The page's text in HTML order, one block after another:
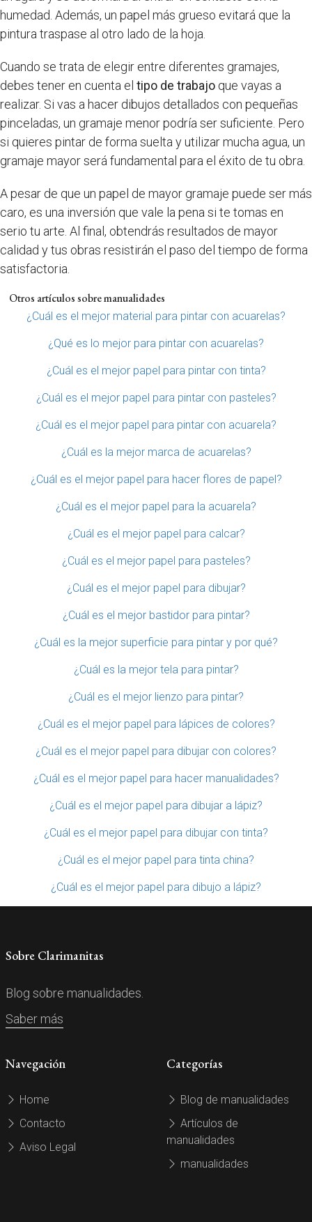
humedad. Además, un papel más grueso evitará que la
pintura traspase al otro lado de la hoja.
Cuando se trata de elegir entre diferentes gramajes,
debes tener en cuenta el tipo de trabajo que vayas a
realizar. Si vas a hacer dibujos detallados con pequeñas
pinceladas, un gramaje menor podría ser suficiente. Pero
si quieres pintar de forma suelta y utilizar mucha agua, un
gramaje mayor será fundamental para el éxito de tu obra.
A pesar de que un papel de mayor gramaje puede ser más
caro, es una inversión que vale la pena si te tomas en
serio tu arte. Al final, obtendrás resultados de mayor
calidad y tus obras resistirán el paso del tiempo de forma
satisfactoria.
Otros artículos sobre manualidades
¿Cuál es el mejor material para pintar con acuarelas?
¿Qué es lo mejor para pintar con acuarelas?
¿Cuál es el mejor papel para pintar con tinta?
¿Cuál es el mejor papel para pintar con pasteles?
¿Cuál es el mejor papel para pintar con acuarela?
¿Cuál es la mejor marca de acuarelas?
¿Cuál es el mejor papel para hacer flores de papel?
¿Cuál es el mejor papel para la acuarela?
¿Cuál es el mejor papel para calcar?
¿Cuál es el mejor papel para pasteles?
¿Cuál es el mejor papel para dibujar?
¿Cuál es el mejor bastidor para pintar?
¿Cuál es la mejor superficie para pintar y por qué?
¿Cuál es la mejor tela para pintar?
¿Cuál es el mejor lienzo para pintar?
¿Cuál es el mejor papel para lápices de colores?
¿Cuál es el mejor papel para dibujar con colores?
¿Cuál es el mejor papel para hacer manualidades?
¿Cuál es el mejor papel para dibujar a lápiz?
¿Cuál es el mejor papel para dibujar con tinta?
¿Cuál es el mejor papel para tinta china?
¿Cuál es el mejor papel para dibujo a lápiz?
Sobre Clarimanitas
Blog sobre manualidades.
Saber más
Navegación
Home
Contacto
Aviso Legal
Categorías
Blog de manualidades
Artículos de
manualidades
manualidades